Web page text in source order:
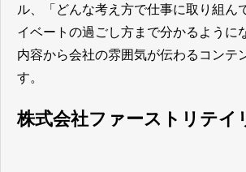
ル、「どんな考え方で仕事に取り組ん
イベートの過ごし方まで分かるように
内容から会社の雰囲気が伝わるコンテ
す。
株式会社ファーストリテイ